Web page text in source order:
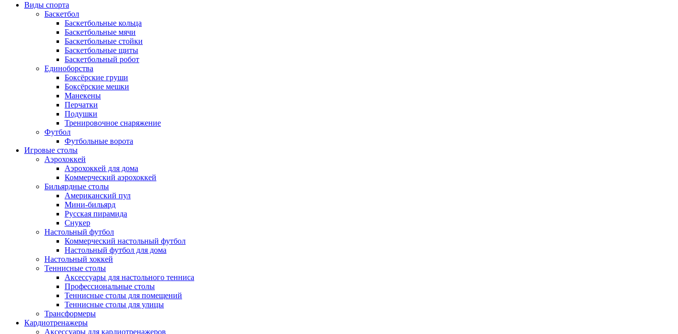
Виды спорта
Баскетбол
Баскетбольные кольца
Баскетбольные мячи
Баскетбольные стойки
Баскетбольные щиты
Баскетбольный робот
Единоборства
Боксёрские груши
Боксёрские мешки
Манекены
Перчатки
Подушки
Тренировочное снаряжение
Футбол
Футбольные ворота
Игровые столы
Аэрохоккей
Аэрохоккей для дома
Коммерческий аэрохоккей
Бильярдные столы
Американский пул
Мини-бильярд
Русская пирамида
Снукер
Настольный футбол
Коммерческий настольный футбол
Настольный футбол для дома
Настольный хоккей
Теннисные столы
Аксессуары для настольного тенниса
Профессиональные столы
Теннисные столы для помещений
Теннисные столы для улицы
Трансформеры
Кардиотренажеры
Аксессуары для кардиотренажеров